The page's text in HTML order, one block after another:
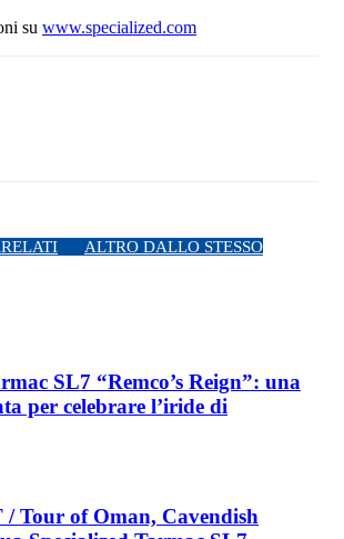
su www.specialized.com
ALTRO DALLO STESSO
SL7 “Remco’s Reign”: una
per celebrare l’iride di
Tour of Oman, Cavendish